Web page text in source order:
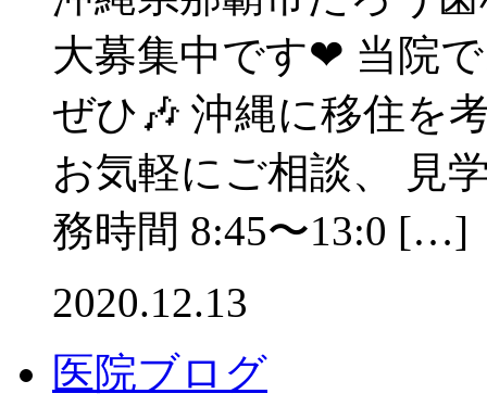
大募集中です❤︎ 当院
ぜひ🎶 沖縄に移住を
お気軽にご相談、 見
務時間 8:45〜13:0 […]
2020.12.13
医院ブログ